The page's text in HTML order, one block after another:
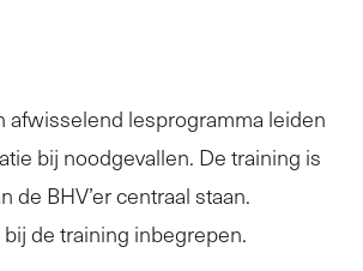
afwisselend lesprogramma leiden
bij noodgevallen. De training is
BHV’er centraal staan.
de training inbegrepen.